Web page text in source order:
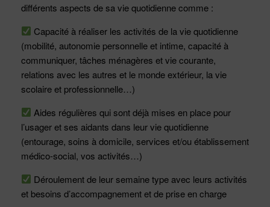
différents aspects de sa vie quotidienne comme :
Capacité à réaliser les activités de la vie quotidienne
(mobilité, autonomie personnelle et intime, capacité à
communiquer, tâches ménagères et vie courante,
relations avec les autres et le monde extérieur, la vie
scolaire et professionnelle…)
Aides régulières qui sont déjà mises en place pour
l’usager et ses aidants dans leur vie quotidienne
(entourage, soins à domicile, services et/ou établissement
médico-social, vos activités…)
Déroulement de leur semaine type avec leurs activités
et besoins d’accompagnement et de prise en charge